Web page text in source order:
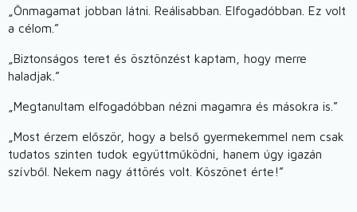
„Önmagamat jobban látni. Reálisabban. Elfogadóbban. Ez volt
a célom.”
„Biztonságos teret és ösztönzést kaptam, hogy merre
haladjak.”
„Megtanultam elfogadóbban nézni magamra és másokra is.”
„Most érzem először, hogy a belső gyermekemmel nem csak
tudatos szinten tudok együttműködni, hanem úgy igazán
szívből. Nekem nagy áttörés volt. Köszönet érte!”